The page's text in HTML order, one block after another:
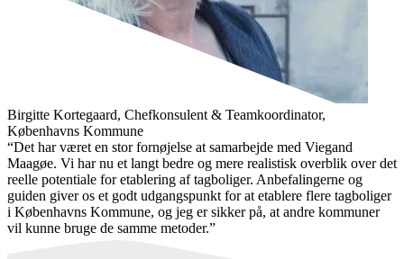
Birgitte Kortegaard, Chefkonsulent & Teamkoordinator,
Københavns Kommune
“Det har været en stor fornøjelse at samarbejde med Viegand
Maagøe. Vi har nu et langt bedre og mere realistisk overblik over det
reelle potentiale for etablering af tagboliger. Anbefalingerne og
guiden giver os et godt udgangspunkt for at etablere flere tagboliger
i Københavns Kommune, og jeg er sikker på, at andre kommuner
vil kunne bruge de samme metoder.”